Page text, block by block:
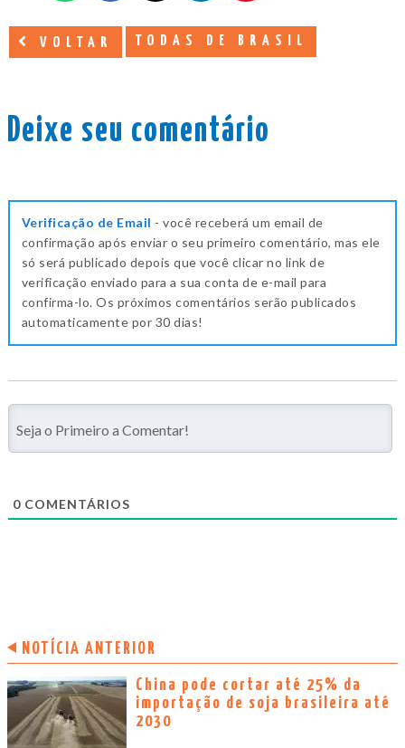
VOLTAR TODAS DE BRASIL
Deixe seu comentário
Verificação de Email - você receberá um email de
confirmação após enviar o seu primeiro comentário, mas ele
só será publicado depois que você clicar no link de
verificação enviado para a sua conta de e-mail para
confirma-lo. Os próximos comentários serão publicados
automaticamente por 30 dias!
0 COMENTÁRIOS
NOTÍCIA ANTERIOR
China pode cortar até 25% da
importação de soja brasileira até
2030